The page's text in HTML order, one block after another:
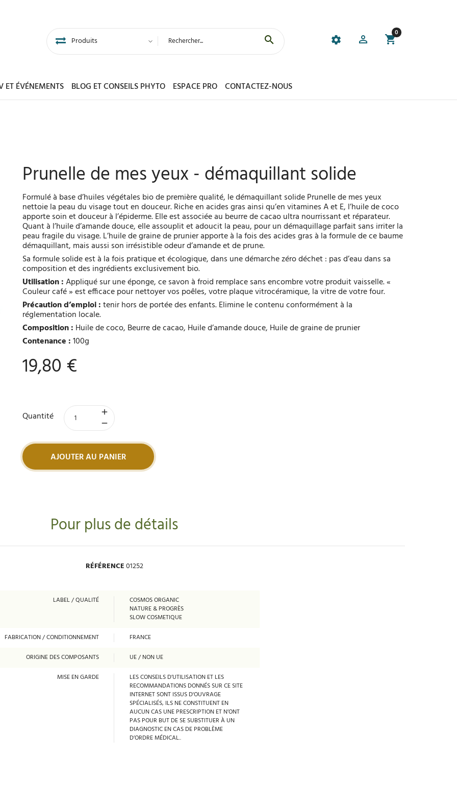
0
ET ÉVÉNEMENTS BLOG ET CONSEILS PHYTO ESPACE PRO CONTACTEZ-NOUS
Prunelle de mes yeux - démaquillant solide
Formulé à base d’huiles végétales bio de première qualité, le démaquillant solide Prunelle de mes yeux
nettoie la peau du visage tout en douceur. Riche en acides gras ainsi qu’en vitamines A et E, l’huile de coco
apporte soin et douceur à l’épiderme. Elle est associée au beurre de cacao ultra nourrissant et réparateur.
Quant à l’huile d’amande douce, elle assouplit et adoucit la peau, pour un démaquillage parfait sans irriter la
peau fragile du visage. L’huile de graine de prunier apporte à la fois des acides gras à la formule de ce baume
démaquillant, mais aussi son irrésistible odeur d’amande et de prune.
Sa formule solide est à la fois pratique et écologique, dans une démarche zéro déchet : pas d’eau dans sa
composition et des ingrédients exclusivement bio.
Utilisation :Appliqué sur une éponge, ce savon à froid remplace sans encombre votre produit vaisselle. «
Couleur café » est efficace pour nettoyer vos poêles, votre plaque vitrocéramique, la vitre de votre four.
Précaution d’emploi :tenir hors de portée des enfants. Elimine le contenu conformément à la
réglementation locale.
Composition : Huile de coco, Beurre de cacao, Huile d’amande douce, Huile de graine de prunier
Contenance :100g
19,80 €
Quantité
AJOUTER AU PANIER
Pour plus de détails
RÉFÉRENCE01252
LABEL / QUALITÉ
COSMOS ORGANIC
NATURE & PROGRÈS
SLOW COSMETIQUE
FABRICATION / CONDITIONNEMENT
FRANCE
ORIGINE DES COMPOSANTS
UE / NON UE
MISE EN GARDE
LES CONSEILS D’UTILISATION ET LES
RECOMMANDATIONS DONNÉS SUR CE SITE
INTERNET SONT ISSUS D'OUVRAGE
SPÉCIALISÉS, ILS NE CONSTITUENT EN
AUCUN CAS UNE PRESCRIPTION ET N’ONT
PAS POUR BUT DE SE SUBSTITUER À UN
DIAGNOSTIC EN CAS DE PROBLÈME
D’ORDRE MÉDICAL..